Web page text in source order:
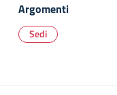
Argomenti
Sedi